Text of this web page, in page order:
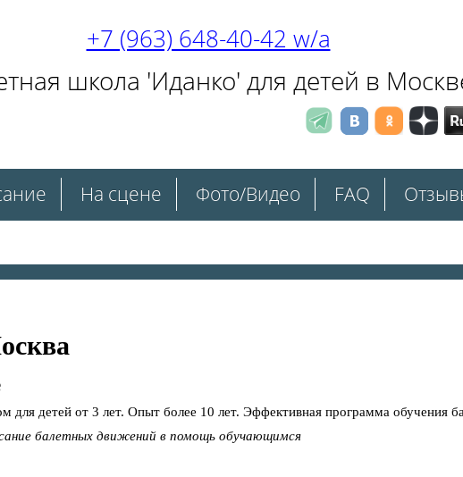
+7 (963) 648-40-42 w/a
школа 'Иданко' для детей в
На сцене Фото/Видео FAQ
для детей от 3 лет. Опыт более 10 лет. Эффективная программа обучения
балетных движений в помощь обучающимся